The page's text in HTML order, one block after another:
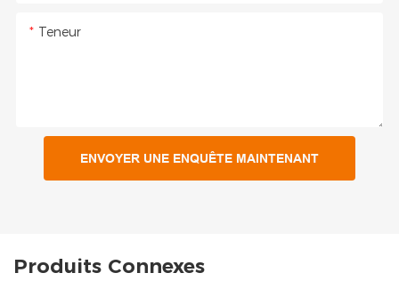
Teneur
ENVOYER UNE ENQUÊTE MAINTENANT
Produits Connexes